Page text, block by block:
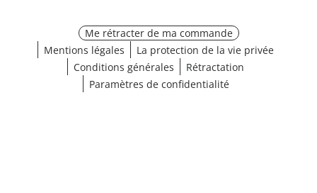
Me rétracter de ma commande
Mentions légales
La protection de la vie privée
Conditions générales
Rétractation
Paramètres de confidentialité